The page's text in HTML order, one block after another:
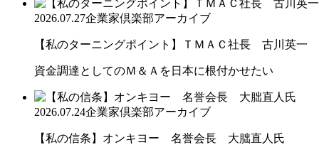
2026.07.27企業家倶楽部アーカイブ
【私のターニングポイント】ＴＭＡＣ社長 古川英一
資金調達としてのＭ＆Ａを日本に根付かせたい
2026.07.24企業家倶楽部アーカイブ
【私の信条】オンキヨー 名誉会長 大朏直人氏